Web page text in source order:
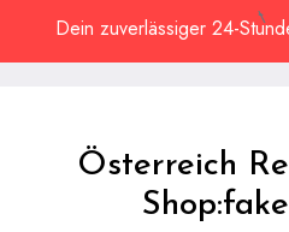
Dein zuverlässiger 24-
Österreich